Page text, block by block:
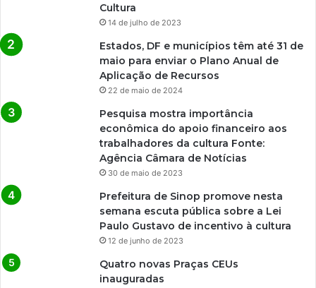
Cultura
14 de julho de 2023
Estados, DF e municípios têm até 31 de
maio para enviar o Plano Anual de
Aplicação de Recursos
22 de maio de 2024
Pesquisa mostra importância
econômica do apoio financeiro aos
trabalhadores da cultura Fonte:
Agência Câmara de Notícias
30 de maio de 2023
Prefeitura de Sinop promove nesta
semana escuta pública sobre a Lei
Paulo Gustavo de incentivo à cultura
12 de junho de 2023
Quatro novas Praças CEUs
inauguradas